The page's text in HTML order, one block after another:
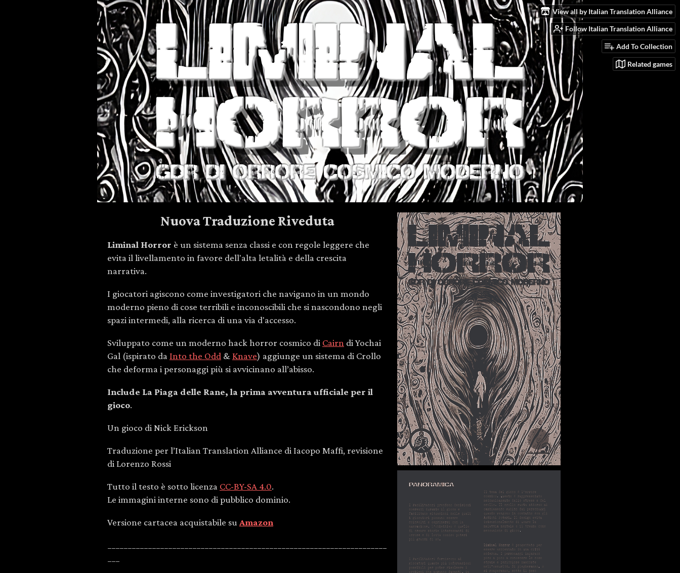
View all by Italian Translation Alliance
Follow Italian Translation Alliance
Add To Collection
Related games
Nuova Traduzione Riveduta
Liminal Horror è un sistema senza classi e con regole leggere che
evita il livellamento in favore dell'alta letalità e della crescita
narrativa.
I giocatori agiscono come investigatori che navigano in un mondo
moderno pieno di cose terribili e inconoscibili che si nascondono negli
spazi intermedi, alla ricerca di una via d'accesso.
Sviluppato come un moderno hack horror cosmico di Cairn di Yochai
Gal (ispirato da Into the Odd &Knave) aggiunge un sistema di Crollo
che deforma i personaggi più si avvicinano all’abisso.
Include La Piaga delle Rane, la prima avventura ufficiale per il
gioco.
Un gioco di Nick Erickson
Traduzione per l’Italian Translation Alliance di Iacopo Maffi, revisione
di Lorenzo Rossi
Tutto il testo è sotto licenza CC-BY-SA 4.0.
Le immagini interne sono di pubblico dominio.
Versione cartacea acquistabile su Amazon